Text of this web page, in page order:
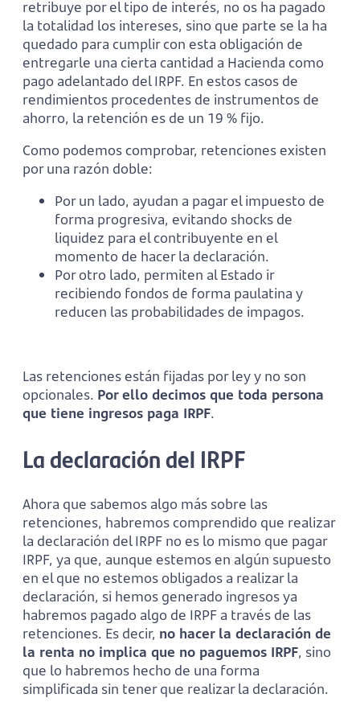
retribuye por el tipo de interés, no os ha pagado
la totalidad los intereses, sino que parte se la ha
quedado para cumplir con esta obligación de
entregarle una cierta cantidad a Hacienda como
pago adelantado del IRPF. En estos casos de
rendimientos procedentes de instrumentos de
ahorro, la retención es de un 19 % fijo.
Como podemos comprobar, retenciones existen
por una razón doble:
Por un lado, ayudan a pagar el impuesto de
forma progresiva, evitando shocks de
liquidez para el contribuyente en el
momento de hacer la declaración.
Por otro lado, permiten al Estado ir
recibiendo fondos de forma paulatina y
reducen las probabilidades de impagos.
Las retenciones están fijadas por ley y no son
opcionales. Por ello decimos que toda persona
que tiene ingresos paga IRPF.
La declaración del IRPF
Ahora que sabemos algo más sobre las
retenciones, habremos comprendido que realizar
la declaración del IRPF no es lo mismo que pagar
IRPF, ya que, aunque estemos en algún supuesto
en el que no estemos obligados a realizar la
declaración, si hemos generado ingresos ya
habremos pagado algo de IRPF a través de las
retenciones. Es decir, no hacer la declaración de
la renta no implica que no paguemos IRPF, sino
que lo habremos hecho de una forma
simplificada sin tener que realizar la declaración.